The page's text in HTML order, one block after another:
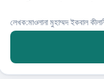
লেখক:মাওলানা মুহাম্মদ ইকবাল